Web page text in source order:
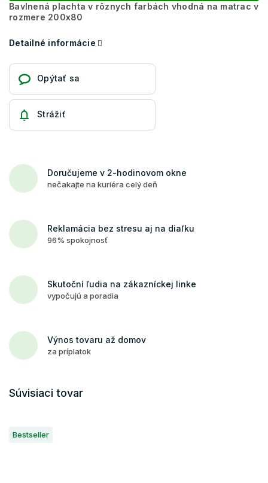
Bavlnená plachta v rôznych farbách vhodná na matrac v
rozmere 200x80
Detailné informácie
Opýtať sa
Strážiť
Doručujeme v 2-hodinovom okne
nečakajte na kuriéra celý deň
Reklamácia bez stresu aj na diaľku
96% spokojnosť
Skutoční ľudia na zákazníckej linke
vypočujú a poradia
Výnos tovaru až domov
za príplatok
Súvisiaci tovar
Bestseller